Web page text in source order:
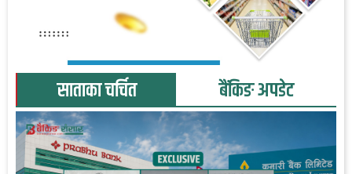
साताका चर्चित बैंकिङ अपडेट